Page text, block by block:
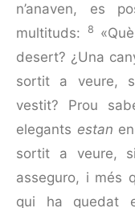
n’anaven, es
multituds:8
desert? ¿Una
sortit a veure,
vestit? Prou
elegants estan
sortit a veure,
asseguro, i més
qui ha quedat